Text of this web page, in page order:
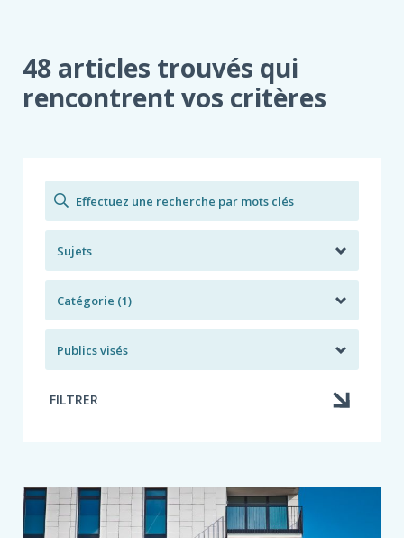
L’ASSURANCE
PARTICIPE
AU
48 articles trouvés qui
rencontrent vos critères
Rechercher
Sujets
Catégorie (1)
Publics visés
FILTRER